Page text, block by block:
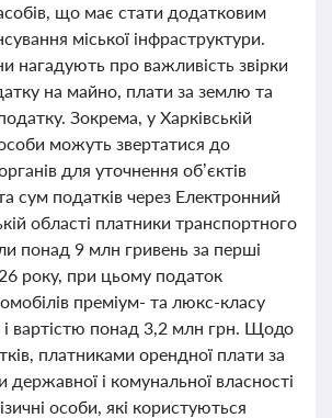
що має стати додатковим
міської інфраструктури.
нагадують про важливість звірки
на майно, плати за землю та
Зокрема, у Харківській
особи можуть звертатися до
для уточнення об’єктів
сум податків через Електронний
області платники транспортного
понад 9 млн гривень за перші
року, при цьому податок
преміум- та люкс-класу
і вартістю понад 3,2 млн грн. Щодо
платниками орендної плати за
державної і комунальної власності
особи, які користуються